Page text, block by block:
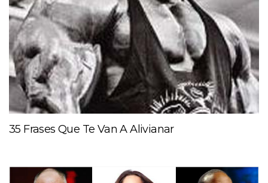
35 Frases Que Te Van A Alivianar